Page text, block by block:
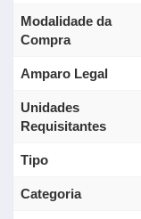
Modalidade da
Compra
Amparo Legal
Unidades
Requisitantes
Tipo
Categoria